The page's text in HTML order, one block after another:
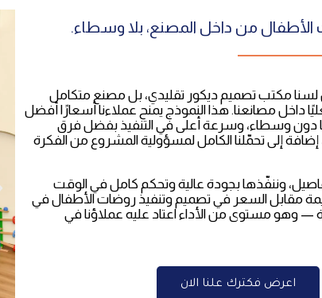
الأطفال من داخل المصنع، بلا وسطاء.
مكتب تصميم ديكور تقليدي، بل مصنع متكامل
داخل مصانعنا. هذا النموذج يمنح عملاءنا أسعارًا أفضل
دون وسطاء، وسرعة أعلى في التنفيذ بفضل فرق
إضافة إلى تحمّلنا الكامل لمسؤولية المشروع من الفكرة
وننفّذها بجودة عالية وتحكم كامل في الوقت
مقابل السعر في تصميم وتنفيذ روضات الأطفال في
— وهو مستوى من الأداء اعتاد عليه عملاؤنا في
اعرض فكترك علنا الان